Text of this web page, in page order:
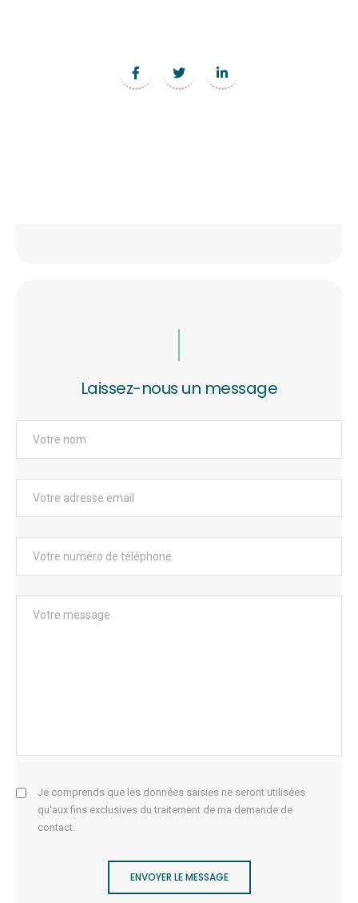
Laissez-nous un message
Je comprends que les données saisies ne seront utilisées
qu'aux fins exclusives du traitement de ma demande de
contact.
ENVOYER LE MESSAGE